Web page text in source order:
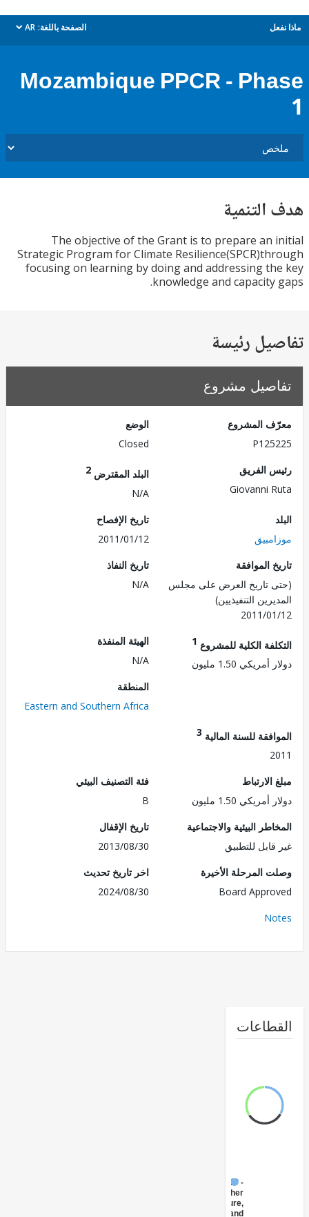
الصفحة باللغة: AR
dropdown
Mozambique PPCR -
The objective of the Grant is to prepare
Strategic Program for Climate
focusing on learning by doing and addressing
knowledge and
رئيسة
مشروع
المشروع
الفريق
Giovanni
البلد المقترض
تاريخ الإفصاح
2011/01/12
الموافقة
تاريخ العرض على مجلس
التنفيذيين)
2011/
تاريخ النفاذ
N/A
الكلية للمشروع1
1.50 مليون
الهيئة المنفذة
Eastern and Southern Africa
للسنة المالية3
1.50 مليون
فئة التصنيف البيئي
البيئية والاجتماعية
للتطبيق
تاريخ الإقفال
2013/08/30
المرحلة الأخيرة
Board
اخر تاريخ تحديث
2024/08/30
Agriculture,
Fishing and